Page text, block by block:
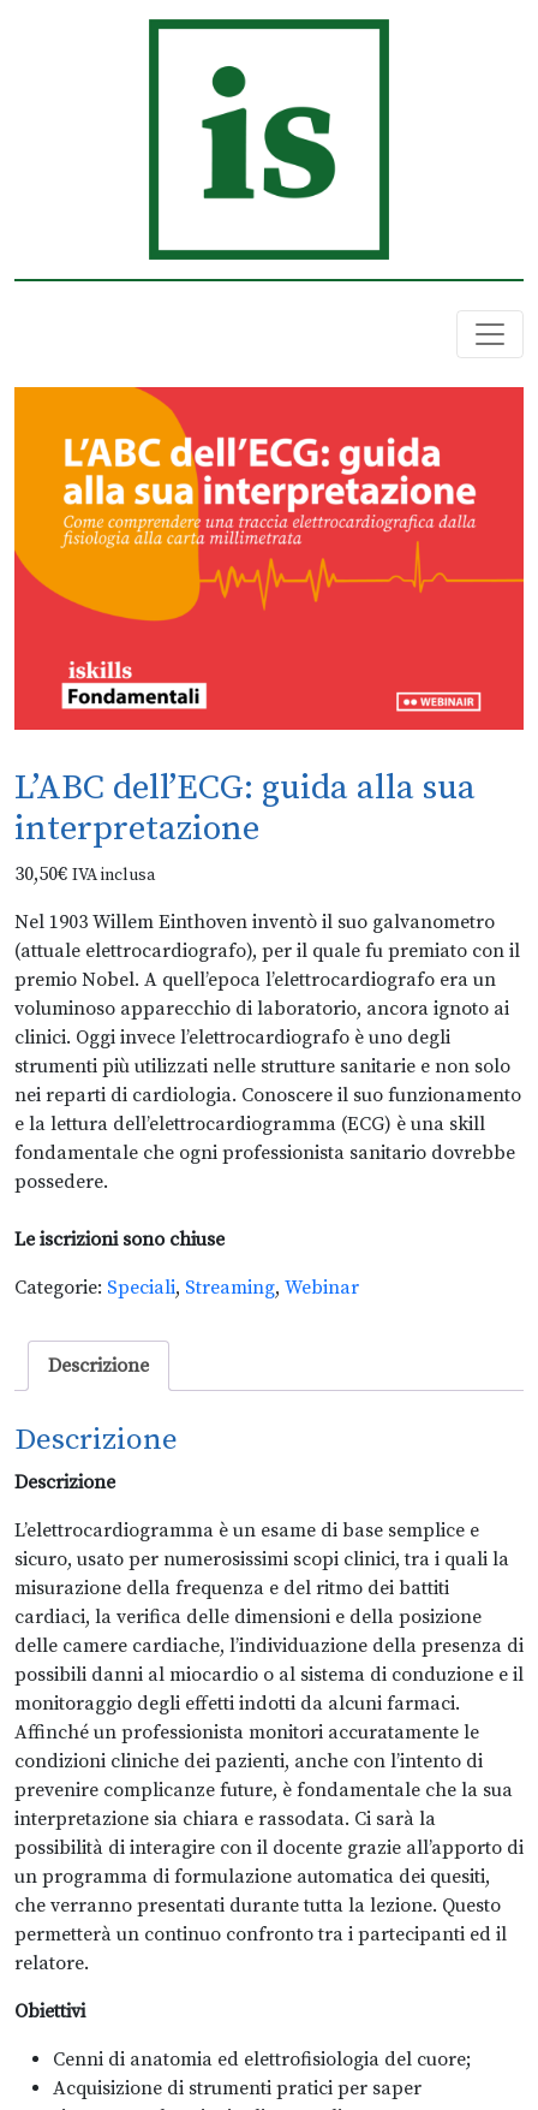
L’ABC dell’ECG: guida alla sua
interpretazione
30,50€ IVA inclusa
Nel 1903 Willem Einthoven inventò il suo galvanometro
(attuale elettrocardiografo), per il quale fu premiato con il
premio Nobel. A quell’epoca l’elettrocardiografo era un
voluminoso apparecchio di laboratorio, ancora ignoto ai
clinici. Oggi invece l’elettrocardiografo è uno degli
strumenti più utilizzati nelle strutture sanitarie e non solo
nei reparti di cardiologia. Conoscere il suo funzionamento
e la lettura dell’elettrocardiogramma (ECG) è una skill
fondamentale che ogni professionista sanitario dovrebbe
possedere.
Le iscrizioni sono chiuse
Categorie: Speciali, Streaming, Webinar
Descrizione
Descrizione
Descrizione
L’elettrocardiogramma è un esame di base semplice e
sicuro, usato per numerosissimi scopi clinici, tra i quali la
misurazione della frequenza e del ritmo dei battiti
cardiaci, la verifica delle dimensioni e della posizione
delle camere cardiache, l’individuazione della presenza di
possibili danni al miocardio o al sistema di conduzione e il
monitoraggio degli effetti indotti da alcuni farmaci.
Affinché un professionista monitori accuratamente le
condizioni cliniche dei pazienti, anche con l’intento di
prevenire complicanze future, è fondamentale che la sua
interpretazione sia chiara e rassodata. Ci sarà la
possibilità di interagire con il docente grazie all’apporto di
un programma di formulazione automatica dei quesiti,
che verranno presentati durante tutta la lezione. Questo
permetterà un continuo confronto tra i partecipanti ed il
relatore.
Obiettivi
Cenni di anatomia ed elettrofisiologia del cuore;
Acquisizione di strumenti pratici per saper